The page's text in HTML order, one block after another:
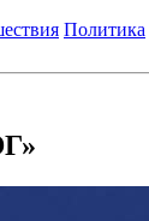
Политика